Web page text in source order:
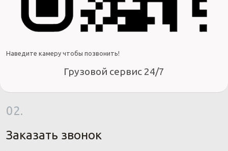
Наведите камеру чтобы позвонить!
Грузовой сервис 24/7
02.
Заказать звонок